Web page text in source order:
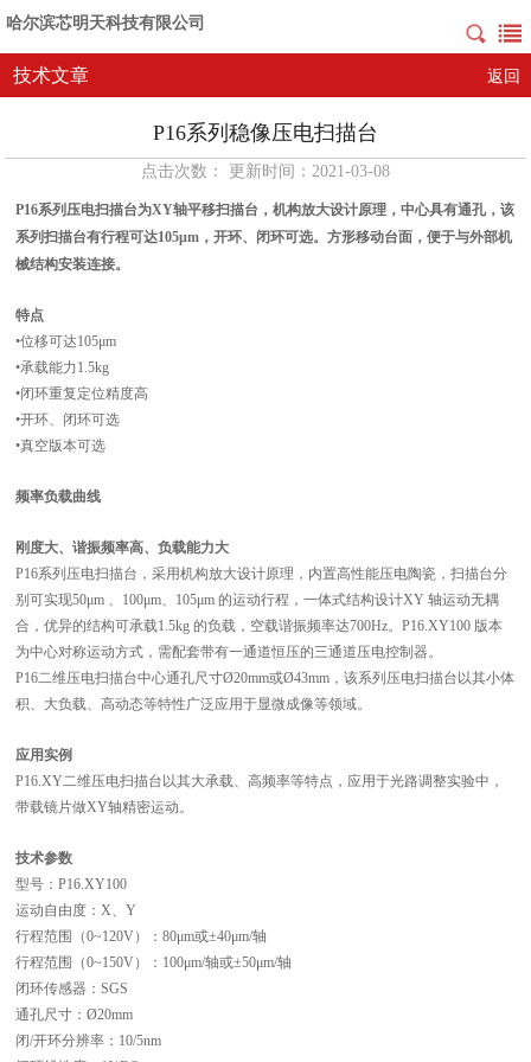
哈尔滨芯明天科技有限公司
技术文章 返回
P16系列稳像压电扫描台
点击次数： 更新时间：2021-03-08
P16系列压电扫描台为XY轴平移扫描台，机构放大设计原理，中心具有通孔，该
系列扫描台有行程可达105μm ，开环、闭环可选。方形移动台面，便于与外部机
械结构安装连接。
特点
•位移可达105μm
•承载能力1.5kg
•闭环重复定位精度高
•开环、闭环可选
•真空版本可选
频率负载曲线
刚度大、谐振频率高、负载能力大
P16系列压电扫描台，采用机构放大设计原理，内置高性能压电陶瓷，扫描台分
别可实现50μm 、 100μm、 105μm 的运动行程，一体式结构设计XY 轴运动无耦
合，优异的结构可承载1.5kg 的负载，空载谐振频率达700Hz。P16.XY100 版本
为中心对称运动方式，需配套带有一通道恒压的三通道压电控制器。
P16二维压电扫描台中心通孔尺寸Ø20mm或Ø43mm，该系列压电扫描台以其小体
积、大负载、高动态等特性广泛应用于显微成像等领域。
应用实例
P16.XY二维压电扫描台以其大承载、高频率等特点，应用于光路调整实验中，
带载镜片做XY轴精密运动。
技术参数
型号 ：P16.XY100
运动自由度 ：X、Y
行程范围（0~120V）：80μm或±40μm/轴
行程范围（0~150V）： 100μm/轴或±50μm/轴
闭环传感器 ：SGS
通孔尺寸 ：Ø20mm
闭/开环分辨率 ： 10/5nm